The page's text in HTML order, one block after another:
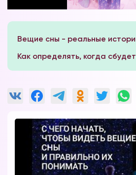
Вещие сны - реальные
Как определять, когда